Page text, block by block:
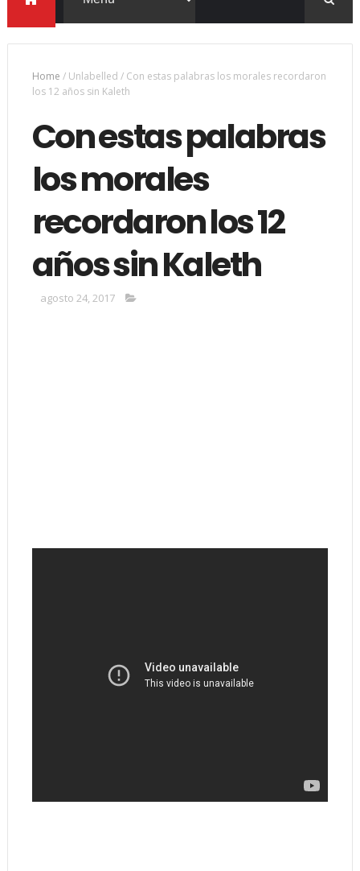
Home /Unlabelled / Con estas palabras los morales recordaron
los 12 años sin Kaleth
Con estas palabras
los morales
recordaron los 12
años sin Kaleth
agosto 24, 2017